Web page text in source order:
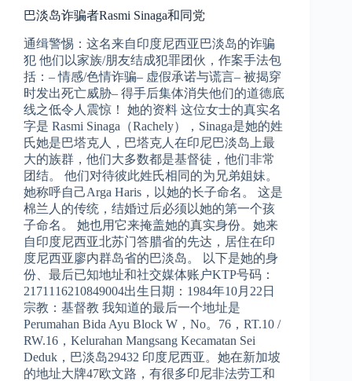
巴淡岛诈骗者Rasmi Sinaga和同党
通缉警惕：这名来自印度尼西亚巴淡岛的诈骗
犯 他们以家族/朋友结成犯罪团伙，作案手法包
括：– 情感/色情诈骗– 虚假承诺与谎言– 被揭穿
时发出死亡威胁– 得手后集体消失他们的道德底
线之低令人震惊！ 她的资料 这位女士的真实名
字是 Rasmi Sinaga（Rachely），Sinaga是她的姓
氏她是巴塔克人，巴塔克人在印尼巴淡岛上最
大的族群，他们大多数都是基督徒，他们非常
团结。 他们对待彼此姓氏相同的为兄弟姐妹。
她称呼自己Arga Haris，以她的长子命名。 这是
棉兰人的传统，结婚过后必须以她的第一个孩
子命名。 她也用它来掩盖她的真实身份。她来
自印度尼西亚北苏门答腊省的先达，居住在印
度尼西亚廖内群岛省的巴淡岛。 以下是她的身
份、最后已知地址和社交媒体账户KTP号码：
2171116210849004出生日期：1984年10月22日
宗教：基督教 我知道的最后一个地址是
Perumahan Bida Ayu Block W，No。76，RT.10 /
RW.16，Kelurahan Mangsang Kecamatan Sei
Deduk，巴淡岛29432 印度尼西亚。她在新加坡
的地址大牌47欧文路，有很多印尼非法劳工和